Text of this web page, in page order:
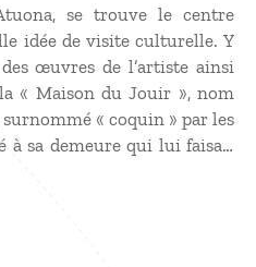
se trouve le centre
idée de visite culturelle. Y
œuvres de l’artiste ainsi
« Maison du Jouir », nom
« coquin » par les
à sa demeure qui lui faisait
case sur pilotis était